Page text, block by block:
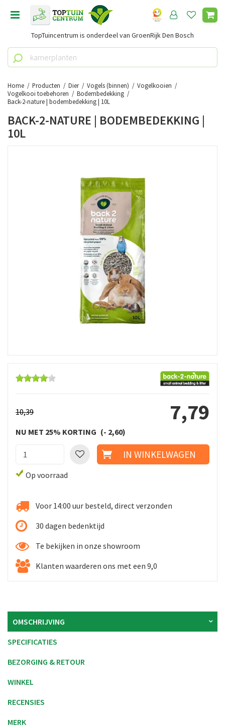
Home Producten Dier Vogels (binnen)
Vogelkooien
Vogelkooi toebehoren
Bodembedekking
Back-2-nature | bodembedekking | 10L
TopTuincentrum is onderdeel van GroenRijk Den Bosch
BACK-2-NATURE | BODEMBEDEKKING |
10L
10,39 7,79
NU MET 25% KORTING - 2,60
Op voorraad
Voor 14:00 uur besteld, direct verzonden
30 dagen bedenktijd
Te bekijken in onze showroom
Klanten waarderen ons met een 9,0
OMSCHRIJVING
SPECIFICATIES
BEZORGING & RETOUR
WINKEL
RECENSIES
MERK